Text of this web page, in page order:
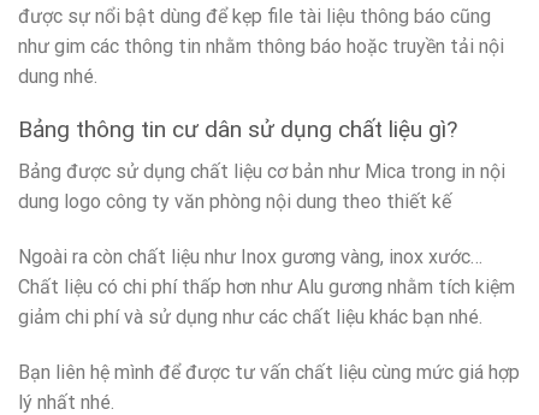
được sự nổi bật dùng để kẹp file tài liệu thông báo cũng
như gim các thông tin nhằm thông báo hoặc truyền tải nội
dung nhé.
Bảng thông tin cư dân sử dụng chất liệu gì?
Bảng được sử dụng chất liệu cơ bản như Mica trong in nội
dung logo công ty văn phòng nội dung theo thiết kế
Ngoài ra còn chất liệu như Inox gương vàng, inox xước…
Chất liệu có chi phí thấp hơn như Alu gương nhằm tích kiệm
giảm chi phí và sử dụng như các chất liệu khác bạn nhé.
Bạn liên hệ mình để được tư vấn chất liệu cùng mức giá hợp
lý nhất nhé.